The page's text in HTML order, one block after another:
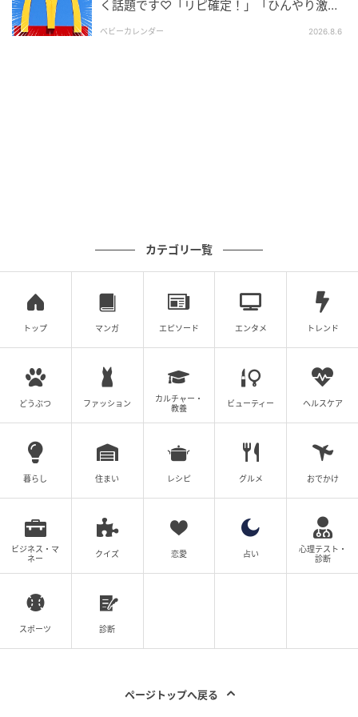
く話題です♡「リピ確定！」「ひんやり激う
ベビーカレンダー 2026.8.6
カテゴリ一覧
トップ マンガ エピソード エンタメ トレンド
どうぶつ ファッション
カルチャー・
教養
ビューティー ヘルスケア
暮らし 住まい レシピ グルメ おでかけ
ビジネス・マ
ネー
クイズ 恋愛 占い
心理テスト・
診断
スポーツ 診断
ページトップへ戻る